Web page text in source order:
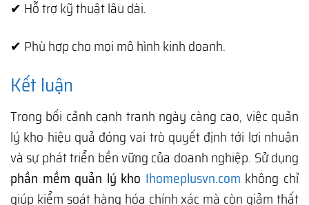
✔ Hỗ trợ kỹ thuật lâu dài.
✔ Phù hợp cho mọi mô hình kinh doanh.
Kết luận
Trong bối cảnh cạnh tranh ngày càng cao, việc quản
lý kho hiệu quả đóng vai trò quyết định tới lợi nhuận
và sự phát triển bền vững của doanh nghiệp. Sử dụng
phần mềm quản lý kho Ihomeplusvn.com không chỉ
giúp kiểm soát hàng hóa chính xác mà còn giảm thất